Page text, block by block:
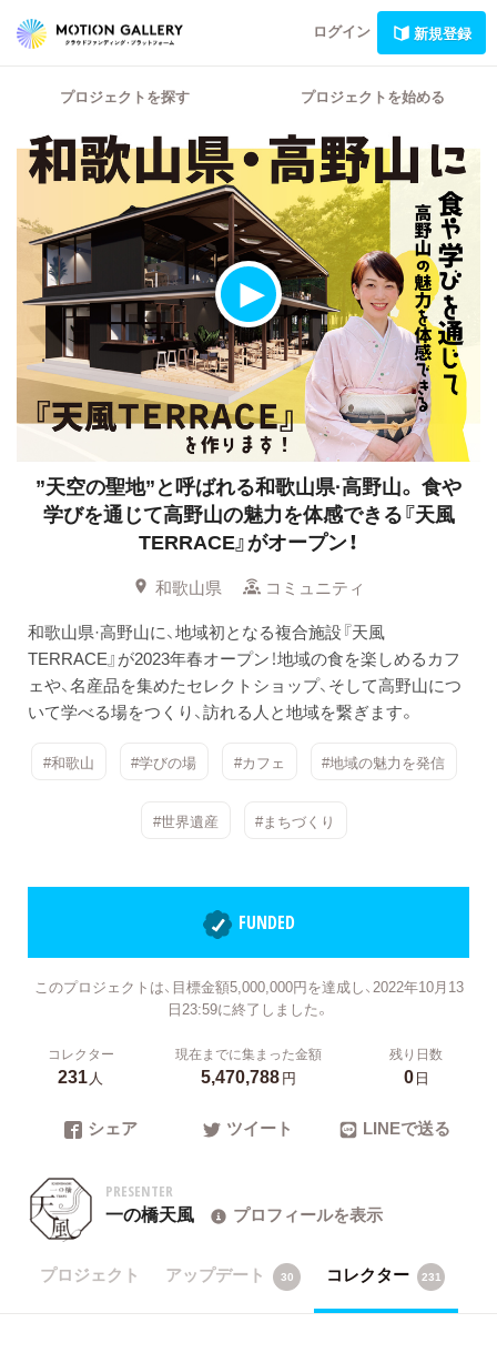
ログイン 新規登録
プロジェクトを探す プロジェクトを始める
”天空の聖地”と呼ばれる和歌山県·高野山。 食や
学びを通じて高野山の魅力を体感できる『天風
TERRACE』がオープン！
和歌山県
コミュニティ
和歌山県·高野山に、地域初となる複合施設『天風
TERRACE』が2023年春オープン！地域の食を楽しめるカフ
ェや、名産品を集めたセレクトショップ、そして高野山につ
いて学べる場をつくり、訪れる人と地域を繋ぎます。
#和歌山 #学びの場 #カフェ #地域の魅力を発信
#世界遺産 #まちづくり
FUNDED
このプロジェクトは、目標金額5,000,000円を達成し、2022年10月13
日23:59に終了しました。
コレクター
231人
現在までに集まった金額
5,470,788円
残り日数
0日
シェア ツイート LINEで送る
PRESENTER
一の橋天風 プロフィールを表示
プロジェクト アップデート 30 コレクター 231